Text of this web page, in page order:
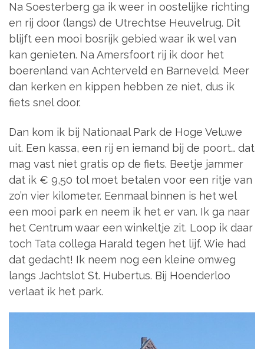
Na Soesterberg ga ik weer in oostelijke richting
en rij door (langs) de Utrechtse Heuvelrug. Dit
blijft een mooi bosrijk gebied waar ik wel van
kan genieten. Na Amersfoort rij ik door het
boerenland van Achterveld en Barneveld. Meer
dan kerken en kippen hebben ze niet, dus ik
fiets snel door.
Dan kom ik bij Nationaal Park de Hoge Veluwe
uit. Een kassa, een rij en iemand bij de poort… dat
mag vast niet gratis op de fiets. Beetje jammer
dat ik € 9,50 tol moet betalen voor een ritje van
zo’n vier kilometer. Eenmaal binnen is het wel
een mooi park en neem ik het er van. Ik ga naar
het Centrum waar een winkeltje zit. Loop ik daar
toch Tata collega Harald tegen het lijf. Wie had
dat gedacht! Ik neem nog een kleine omweg
langs Jachtslot St. Hubertus. Bij Hoenderloo
verlaat ik het park.